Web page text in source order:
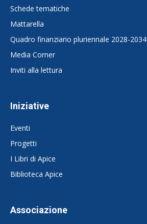
Schede tematiche
Mattarella
Quadro finanziario pluriennale 2028-2034
Media Corner
Inviti alla lettura
Iniziative
Eventi
Progetti
I Libri di Apice
Biblioteca Apice
Associazione